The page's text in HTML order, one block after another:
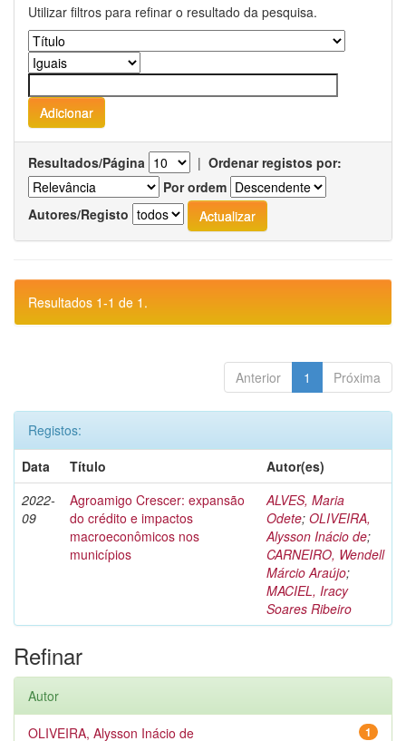
Utilizar filtros para refinar o resultado da pesquisa.
Resultados/Página | Ordenar registos por:
Por ordem
Autores/Registo
Resultados 1-1 de 1.
Anterior 1 Próxima
Registos:
Data
Título
Autor(es)
2022-
09
Agroamigo Crescer: expansão
do crédito e impactos
macroeconômicos nos
municípios
ALVES, Maria
Odete; OLIVEIRA,
Alysson Inácio de;
CARNEIRO, Wendell
Márcio Araújo;
MACIEL, Iracy
Soares Ribeiro
Refinar
Autor
1
OLIVEIRA, Alysson Inácio de